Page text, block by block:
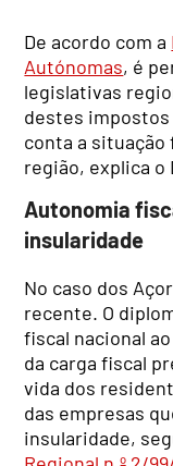
De acordo com a
Autónomas, é
legislativas
destes
conta a situação
região, explica o
Autonomia
insularidade
No caso dos
recente. O
fiscal nacional
da carga fiscal
vida dos
das empresas
insularidade,